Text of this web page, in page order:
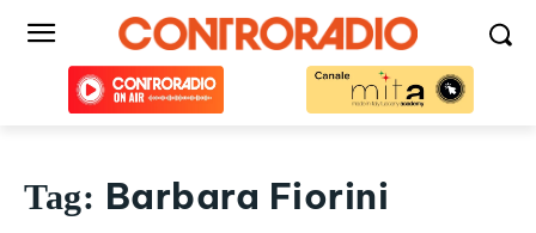
Tag: Barbara Fiorini